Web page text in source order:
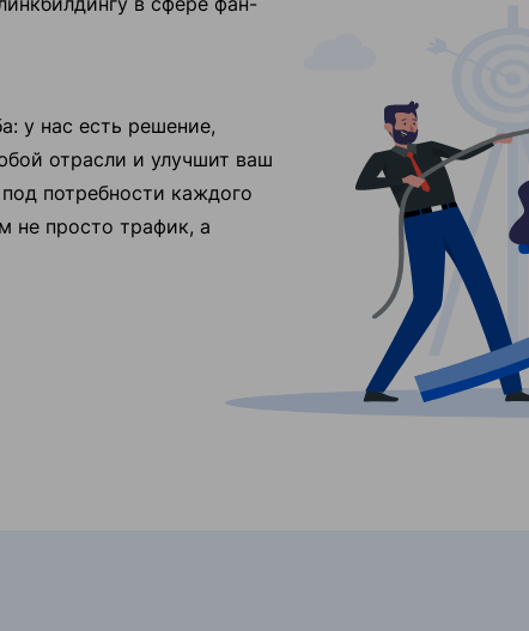
у нас есть решение,
отрасли и улучшит ваш
потребности каждого
не просто трафик, а